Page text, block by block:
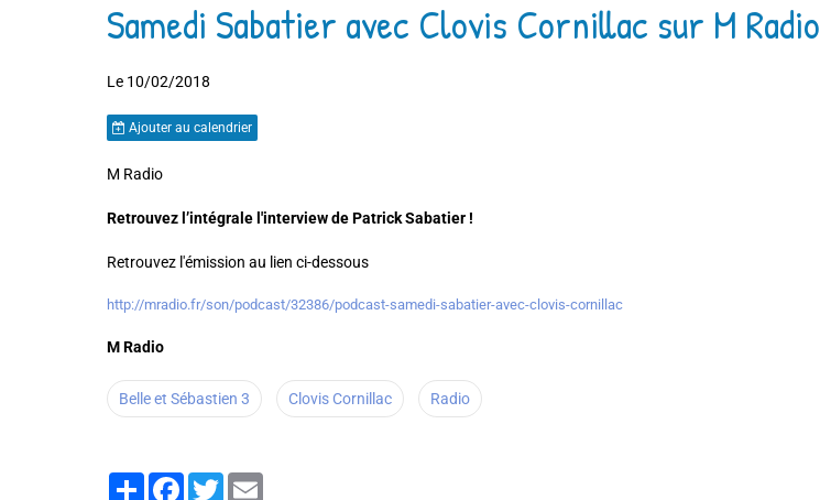
Samedi Sabatier avec Clovis Cornillac sur M Radio
Le 10/02/2018
Ajouter au calendrier
M Radio
Retrouvez l’intégrale l'interview de Patrick Sabatier !
Retrouvez l'émission au lien ci-dessous
http://mradio.fr/son/podcast/32386/podcast-samedi-sabatier-avec-clovis-cornillac
M Radio
Belle et Sébastien 3 Clovis Cornillac Radio
PartagerFacebook
Twitter